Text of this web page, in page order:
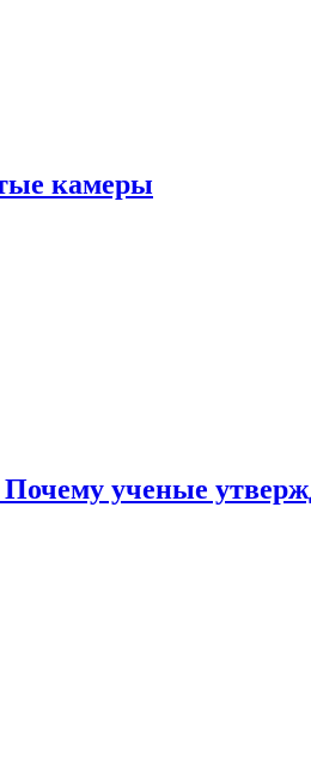
камеры
ученые